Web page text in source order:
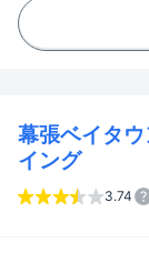
幕張ベイタ
イング
3.74